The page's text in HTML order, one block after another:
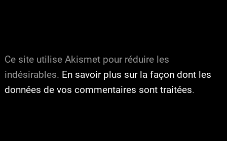
Ce site utilise Akismet pour réduire les
indésirables. En savoir plus sur la façon dont les
données de vos commentaires sont traitées.